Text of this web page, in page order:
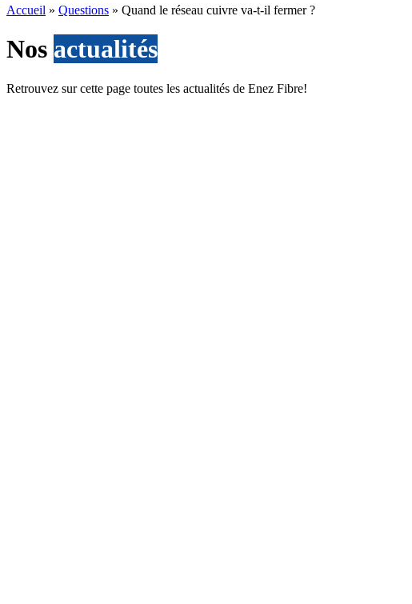
Accueil » Questions » Quand le réseau cuivre va-t-il fermer ?
Nos actualités
Retrouvez sur cette page toutes les actualités de Enez Fibre!